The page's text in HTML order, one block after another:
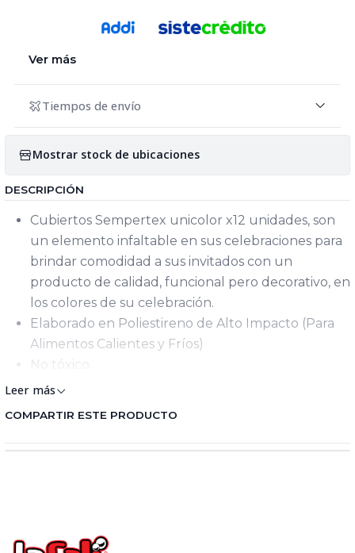
Ver más
Tiempos de envío
Mostrar stock de ubicaciones
DESCRIPCIÓN
Cubiertos Sempertex unicolor x12 unidades, son
un elemento infaltable en sus celebraciones para
brindar comodidad a sus invitados con un
producto de calidad, funcional pero decorativo, en
los colores de su celebración.
Elaborado en Poliestireno de Alto Impacto (Para
Alimentos Calientes y Fríos)
No tóxico
Leer más
COMPARTIR ESTE PRODUCTO